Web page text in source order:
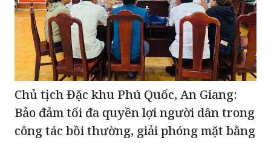
Chủ tịch Đặc khu Phú Quốc, An Giang:
Bảo đảm tối đa quyền lợi người dân trong
công tác bồi thường, giải phóng mặt bằng